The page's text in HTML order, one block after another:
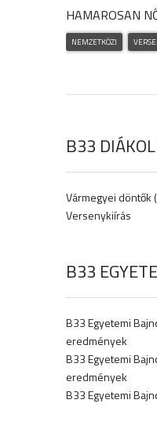
HAMAROSAN
NEMZETKÖZI
B33
Vármegyei döntők
Versenykiírás
B33
B33 Egyetemi
eredmények
B33 Egyetemi
eredmények
B33 Egyetemi